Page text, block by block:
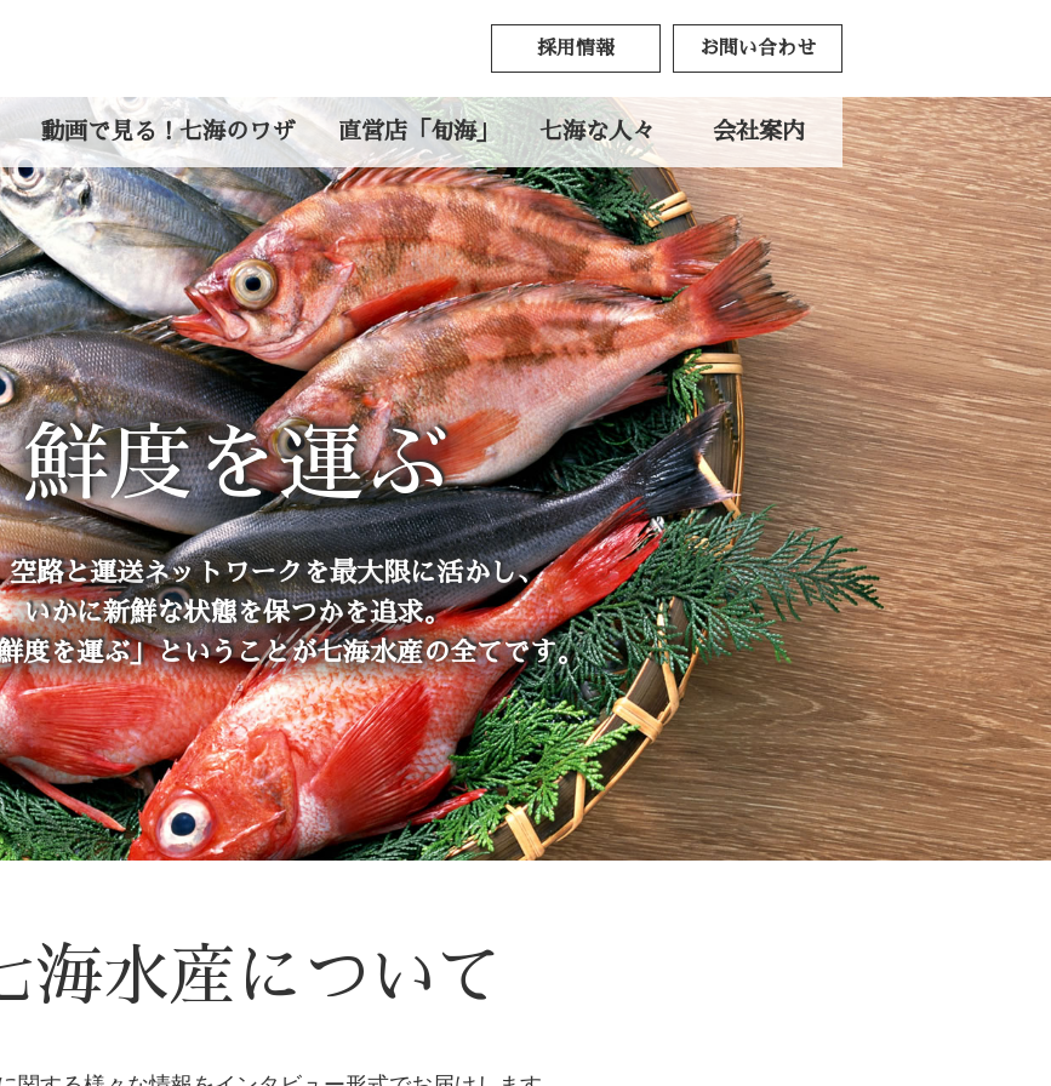
採用情報 お問い合わせ
動画で見る！七海のワザ 直営店「旬海」 七海な人々 会社案内
鮮度を運ぶ
空路と運送ネットワークを最大限に活かし、
いかに新鮮な状態を保つかを追求。
度を運ぶ」ということが七海水産の全てです。
海水産について